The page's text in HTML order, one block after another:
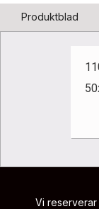
Produktblad
Vi